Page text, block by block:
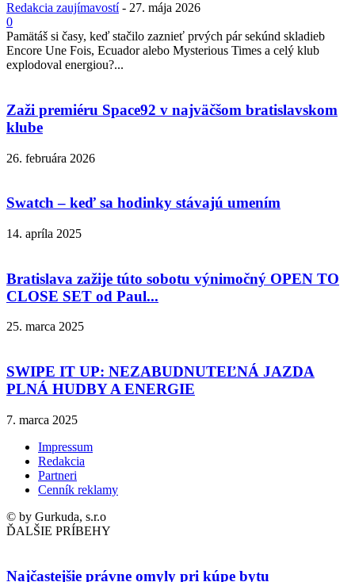
Redakcia zaujímavostí - 27. mája 2026
0
Pamätáš si časy, keď stačilo zaznieť prvých pár sekúnd skladieb
Encore Une Fois, Ecuador alebo Mysterious Times a celý klub
explodoval energiou?...
Zaži premiéru Space92 v najväčšom bratislavskom
klube
26. februára 2026
Swatch – keď sa hodinky stávajú umením
14. apríla 2025
Bratislava zažije túto sobotu výnimočný OPEN TO
CLOSE SET od Paul...
25. marca 2025
SWIPE IT UP: NEZABUDNUTEĽNÁ JAZDA
PLNÁ HUDBY A ENERGIE
7. marca 2025
Impressum
Redakcia
Partneri
Cenník reklamy
© by Gurkuda, s.r.o
ĎALŠIE PRÍBEHY
Najčastejšie právne omyly pri kúpe bytu